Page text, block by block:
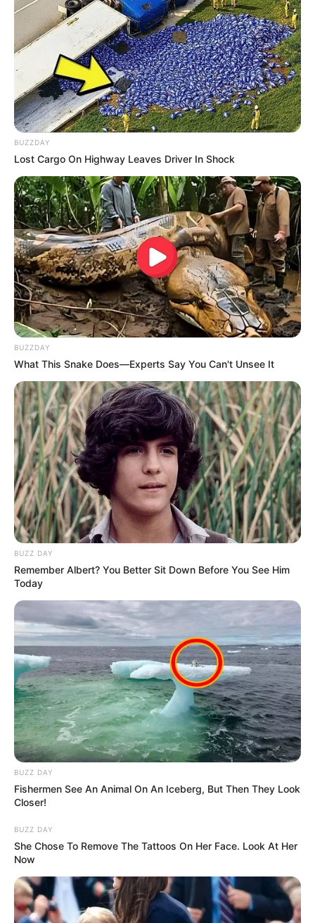
BUZZDAY
Lost Cargo On Highway Leaves Driver In Shock
BUZZDAY
What This Snake Does—Experts Say You Can't Unsee It
BUZZ DAY
Remember Albert? You Better Sit Down Before You See Him
Today
BUZZ DAY
Fishermen See An Animal On An Iceberg, But Then They Look
Closer!
BUZZ DAY
She Chose To Remove The Tattoos On Her Face. Look At Her
Now